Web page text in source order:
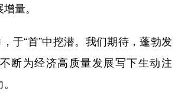
量。
于“首”中挖潜。我们期待，蓬勃发
断为经济高质量发展写下生动注